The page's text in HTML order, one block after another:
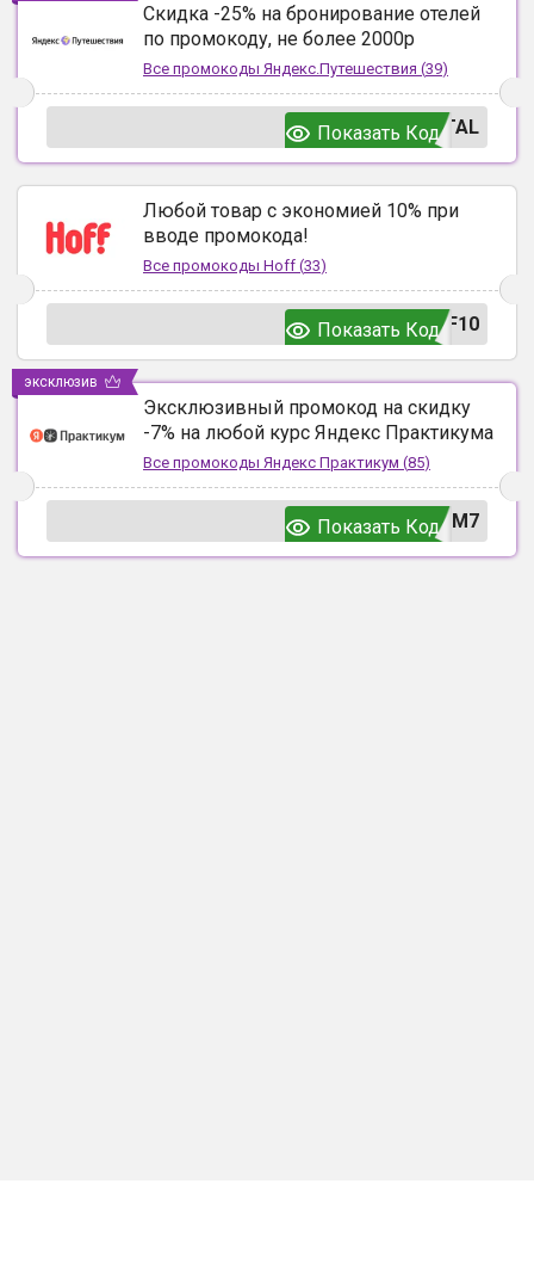
Скидка -25% на бронирование отелей
по промокоду, не более 2000р
Все промокоды Яндекс.Путешествия (39)
TAL
Показать Код
Любой товар с экономией 10% при
вводе промокода!
Все промокоды Hoff (33)
F10
Показать Код
Эксклюзивный промокод на скидку
-7% на любой курс Яндекс Практикума
Все промокоды Яндекс Практикум (85)
UM7
Показать Код
эксклюзив